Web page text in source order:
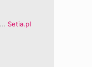
Setia.pl